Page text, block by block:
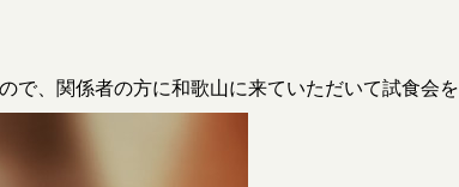
で、関係者の方に和歌山に来ていただいて試食会